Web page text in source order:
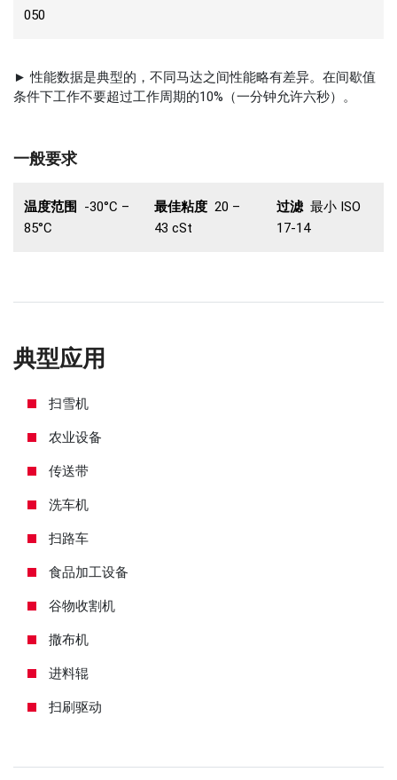
050
► 性能数据是典型的，不同马达之间性能略有差异。在间歇值
条件下工作不要超过工作周期的10%（一分钟允许六秒）。
一般要求
温度范围
-30°C –
85°C
最佳粘度 20 –
43 cSt
过滤 最小 ISO
17-14
典型应用
扫雪机
农业设备
传送带
洗车机
扫路车
食品加工设备
谷物收割机
撒布机
进料辊
扫刷驱动